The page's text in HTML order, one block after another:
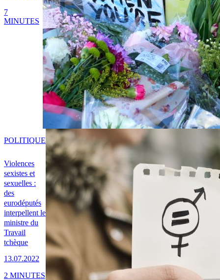
7
MINUTES
Violences
sexistes et
sexuelles :
des
eurodéputés
interpellent le
ministre du
Travail
tchèque
13.07.2022
POLITIQUE
2 MINUTES